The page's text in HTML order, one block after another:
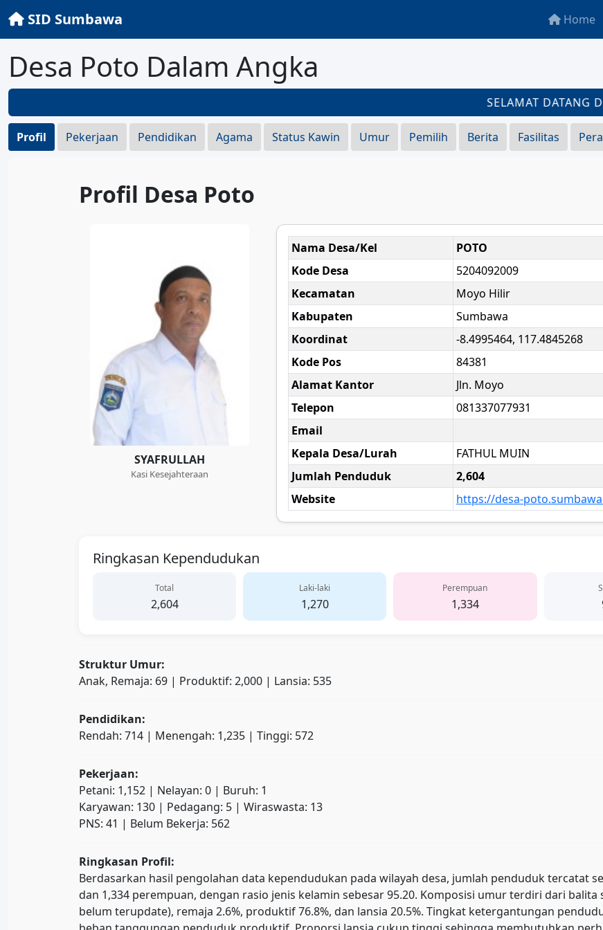
SID Sumbawa Home
Desa Poto Dalam Angka
SELAMAT DATANG DI
Profil Pekerjaan Pendidikan Agama Status Kawin Umur Pemilih Berita Fasilitas
Profil Desa Poto
SYAFRULLAH
Kasi Kesejahteraan
Nama Desa/Kel
POTO
Kode Desa
5204092009
Kecamatan
Moyo Hilir
Kabupaten
Sumbawa
Koordinat
-8.4995464, 117.4845268
Kode Pos
84381
Alamat Kantor
Jln. Moyo
Telepon
081337077931
Email
Kepala Desa/Lurah
FATHUL MUIN
Jumlah Penduduk
2,604
Website
https://desa-
Ringkasan Kependudukan
Total
2,604
Laki-laki
1,270
Perempuan
1,334
Struktur Umur:
Anak, Remaja: 69 | Produktif: 2,000 | Lansia: 535
Pendidikan:
Rendah: 714 | Menengah: 1,235 | Tinggi: 572
Pekerjaan:
Petani: 1,152 | Nelayan: 0 | Buruh: 1
Karyawan: 130 | Pedagang: 5 | Wiraswasta: 13
PNS: 41 | Belum Bekerja: 562
Ringkasan Profil:
Berdasarkan hasil pengolahan data kependudukan pada wilayah desa, jumlah penduduk tercatat
dan 1,334 perempuan, dengan rasio jenis kelamin sebesar 95.20. Komposisi umur terdiri dari balita
belum terupdate), remaja 2.6%, produktif 76.8%, dan lansia 20.5%. Tingkat ketergantungan